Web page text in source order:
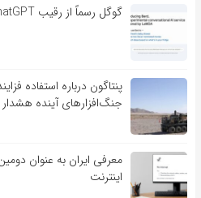
گوگل رسماً از رقیب ChatGPT رونمایی کرد: Bard از راه رسید
پنتاگون درباره استفاده
جنگ‌افزارهای آینده هشدار
معرفی ایران به عنوان
اینترنت